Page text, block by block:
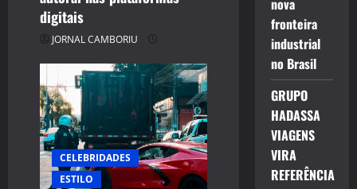
digitais
JORNAL CAMBORIU
CELEBRIDADES
ESTILO
nova
fronteira
industrial
no Brasil
GRUPO
HADASSA
VIAGENS
VIRA
REFERÊNCIA